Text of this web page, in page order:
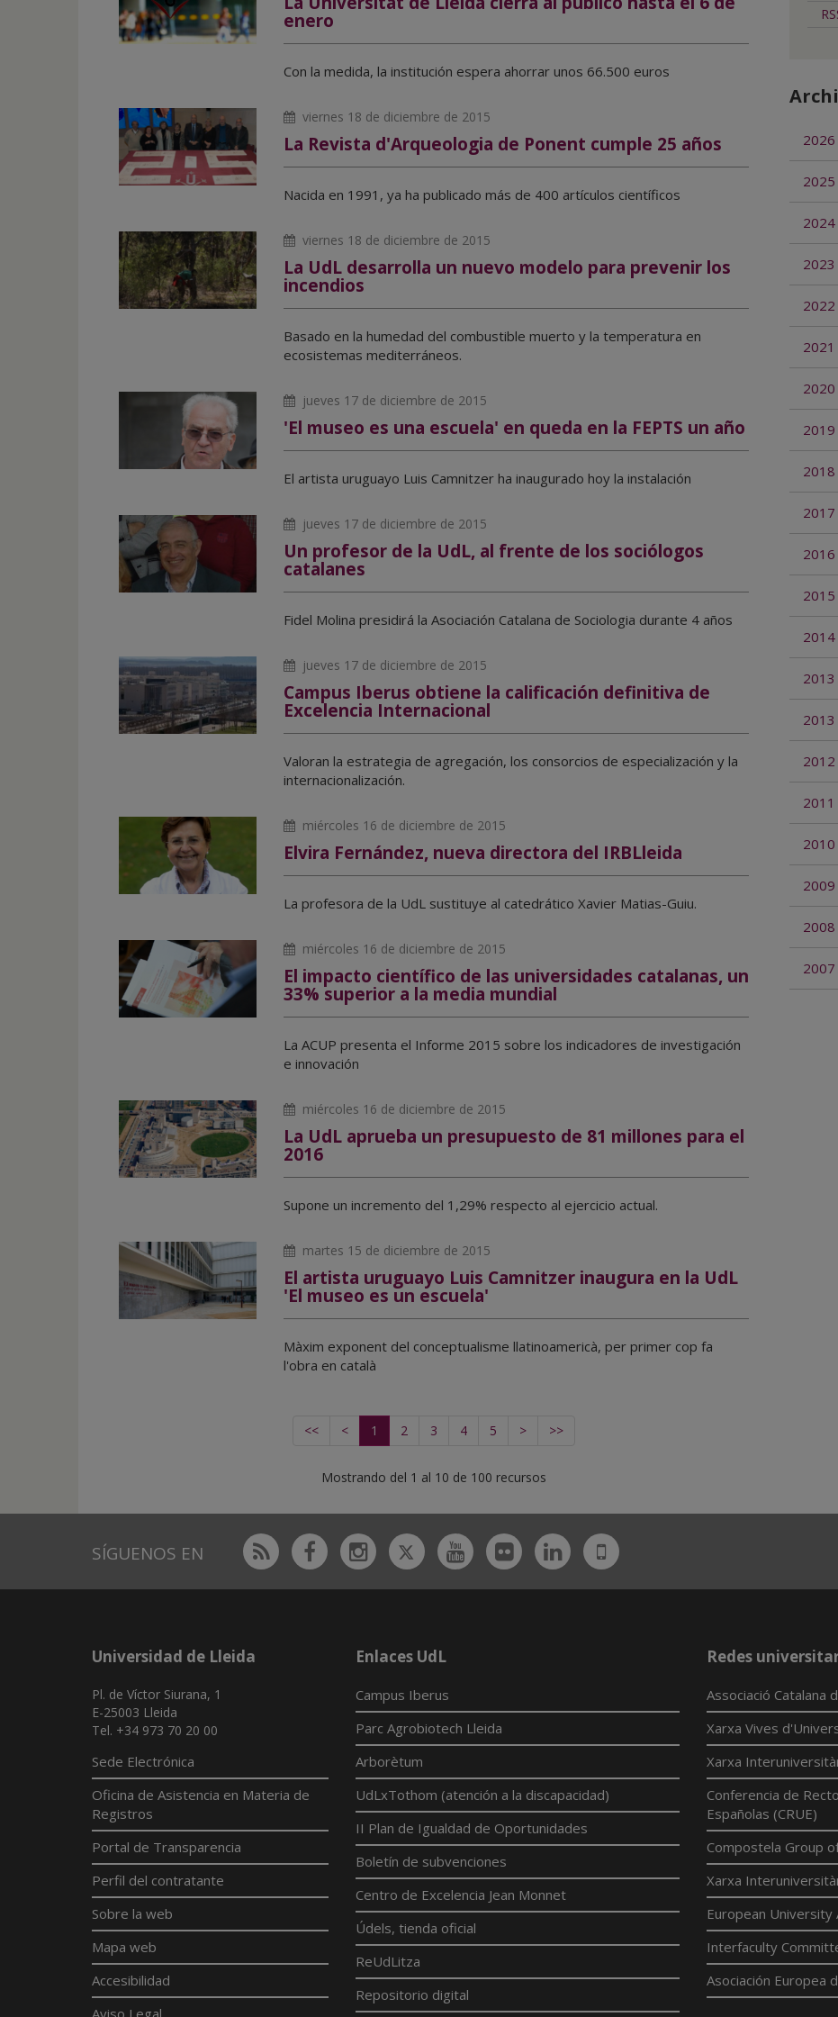
inicio
enero
Con la medida, la institución espera ahorrar unos 66.500 euros
viernes 18 de diciembre de 2015
La Revista d'Arqueologia de Ponent cumple 25 años
Nacida en 1991, ya ha publicado más de 400 artículos científicos
viernes 18 de diciembre de 2015
La UdL desarrolla un nuevo modelo para prevenir los
incendios
Basado en la humedad del combustible muerto y la temperatura en
ecosistemas mediterráneos.
jueves 17 de diciembre de 2015
'El museo es una escuela' en queda en la FEPTS un año
El artista uruguayo Luis Camnitzer ha inaugurado hoy la instalación
jueves 17 de diciembre de 2015
Un profesor de la UdL, al frente de los sociólogos
catalanes
Fidel Molina presidirá la Asociación Catalana de Sociologia durante 4 años
jueves 17 de diciembre de 2015
Campus Iberus obtiene la calificación definitiva de
Excelencia Internacional
Valoran la estrategia de agregación, los consorcios de especialización y la
internacionalización.
miércoles 16 de diciembre de 2015
Elvira Fernández, nueva directora del IRBLleida
La profesora de la UdL sustituye al catedrático Xavier Matias-Guiu.
miércoles 16 de diciembre de 2015
El impacto científico de las universidades catalanas, un
33% superior a la media mundial
La ACUP presenta el Informe 2015 sobre los indicadores de investigación
e innovación
miércoles 16 de diciembre de 2015
La UdL aprueba un presupuesto de 81 millones para el
2016
Supone un incremento del 1,29% respecto al ejercicio actual.
martes 15 de diciembre de 2015
El artista uruguayo Luis Camnitzer inaugura en la UdL
'El museo es un escuela'
Màxim exponent del conceptualisme llatinoamericà, per primer cop fa
l'obra en català
<< < 1 2 3 4 5 > >>
Mostrando del 1 al 10 de 100 recursos
2026
2025
2024
2023
2022
2021
2020
2019
2018
2017
2016
2015
2014
2013
2013
2012
2011
2010
2009
2008
2007
SÍGUENOS EN Rss FacebookInstagram
TwitterYoutubeFlickrLinkedin
UdL
App
Universidad de Lleida
Pl. de Víctor Siurana, 1
E-25003 Lleida
Tel. +34 973 70 20 00
Sede Electrónica
Oficina de Asistencia en Materia de
Registros
Portal de Transparencia
Perfil del contratante
Sobre la web
Mapa web
Accesibilidad
Aviso Legal
Enlaces UdL
Campus Iberus
Parc Agrobiotech Lleida
Arborètum
UdLxTothom (atención a la discapacidad)
II Plan de Igualdad de Oportunidades
Boletín de subvenciones
Centro de Excelencia Jean Monnet
Údels, tienda oficial
ReUdLitza
Repositorio digital
Redes
Associació Catalana
Xarxa Vives
Xarxa
Conferencia de
Españolas (CRUE)
Compostela Group
Xarxa
European University
Interfaculty
Asociación Europea